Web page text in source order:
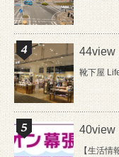
44view
靴下屋
40view
【生活